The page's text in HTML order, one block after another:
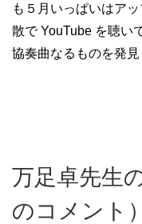
も５月いっぱいはア
散で YouTube を聴い
協奏曲なるものを発
万足卓先生
のコメント）